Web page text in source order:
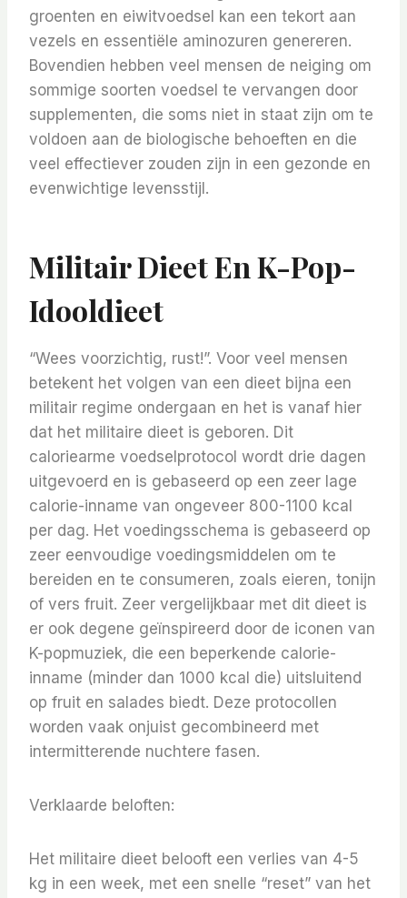
groenten en eiwitvoedsel kan een tekort aan
vezels en essentiële aminozuren genereren.
Bovendien hebben veel mensen de neiging om
sommige soorten voedsel te vervangen door
supplementen, die soms niet in staat zijn om te
voldoen aan de biologische behoeften en die
veel effectiever zouden zijn in een gezonde en
evenwichtige levensstijl.
Militair Dieet En K-Pop-
Idooldieet
“Wees voorzichtig, rust!”. Voor veel mensen
betekent het volgen van een dieet bijna een
militair regime ondergaan en het is vanaf hier
dat het militaire dieet is geboren. Dit
caloriearme voedselprotocol wordt drie dagen
uitgevoerd en is gebaseerd op een zeer lage
calorie-inname van ongeveer 800-1100 kcal
per dag. Het voedingsschema is gebaseerd op
zeer eenvoudige voedingsmiddelen om te
bereiden en te consumeren, zoals eieren, tonijn
of vers fruit. Zeer vergelijkbaar met dit dieet is
er ook degene geïnspireerd door de iconen van
K-popmuziek, die een beperkende calorie-
inname (minder dan 1000 kcal die) uitsluitend
op fruit en salades biedt. Deze protocollen
worden vaak onjuist gecombineerd met
intermitterende nuchtere fasen.
Verklaarde beloften:
Het militaire dieet belooft een verlies van 4-5
kg ​​in een week, met een snelle “reset” van het